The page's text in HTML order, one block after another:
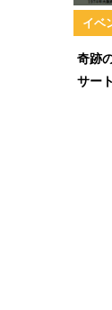
イベ
奇跡
サート